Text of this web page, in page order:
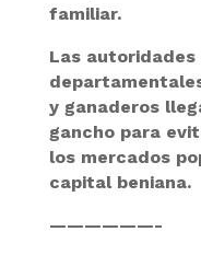
familiar.
Las autoridades
y ganaderos
gancho para
los mercados
capital beniana.
——————-